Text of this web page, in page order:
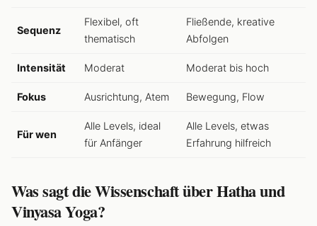
Sequenz
Flexibel, oft
thematisch
Fließende, kreative
Abfolgen
Intensität Moderat Moderat bis hoch
Fokus Ausrichtung, Atem Bewegung, Flow
Für wen
Alle Levels, ideal
für Anfänger
Alle Levels, etwas
Erfahrung hilfreich
Was sagt die Wissenschaft über Hatha und
Vinyasa Yoga?